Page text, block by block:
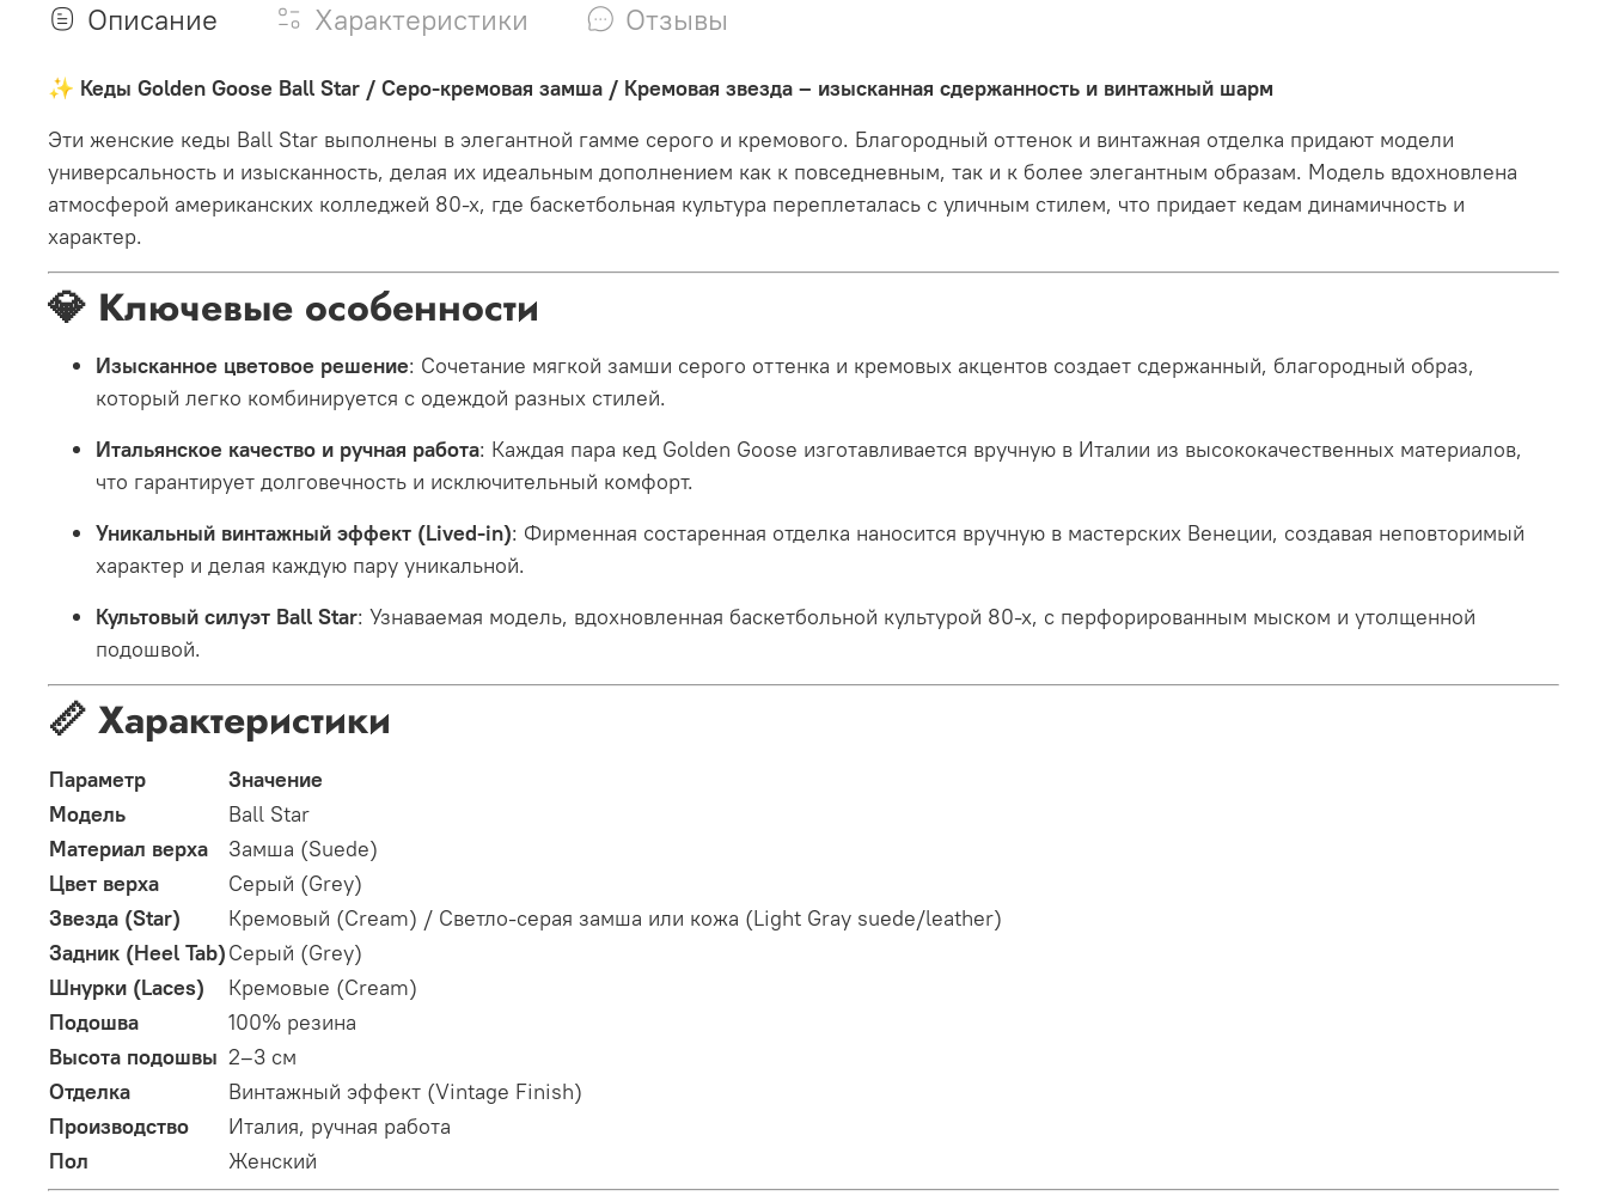
Описание Характеристики Отзывы
✨ Кеды Golden Goose Ball Star / Серо-кремовая замша / Кремовая звезда – изысканная сдержанность и винтажный шарм
Эти женские кеды Ball Star выполнены в элегантной гамме серого и кремового. Благородный оттенок и винтажная отделка придают модели
универсальность и изысканность, делая их идеальным дополнением как к повседневным, так и к более элегантным образам. Модель вдохновлена
атмосферой американских колледжей 80-х, где баскетбольная культура переплеталась с уличным стилем, что придает кедам динамичность и
характер.
💎 Ключевые особенности
Изысканное цветовое решение: Сочетание мягкой замши серого оттенка и кремовых акцентов создает сдержанный, благородный образ,
который легко комбинируется с одеждой разных стилей.
Итальянское качество и ручная работа: Каждая пара кед Golden Goose изготавливается вручную в Италии из высококачественных материалов,
что гарантирует долговечность и исключительный комфорт.
Уникальный винтажный эффект (Lived-in): Фирменная состаренная отделка наносится вручную в мастерских Венеции, создавая неповторимый
характер и делая каждую пару уникальной.
Культовый силуэт Ball Star: Узнаваемая модель, вдохновленная баскетбольной культурой 80-х, с перфорированным мыском и утолщенной
подошвой.
📏 Характеристики
Параметр
Значение
Модель
Ball Star
Материал верха
Замша (Suede)
Цвет верха
Серый (Grey)
Звезда (Star)
Кремовый (Cream) / Светло-серая замша или кожа (Light Gray suede/leather)
Задник (Heel Tab)Серый (Grey)
Шнурки (Laces)
Кремовые (Cream)
Подошва
100% резина
Высота подошвы 2–3 см
Отделка
Винтажный эффект (Vintage Finish)
Производство
Италия, ручная работа
Пол
Женский